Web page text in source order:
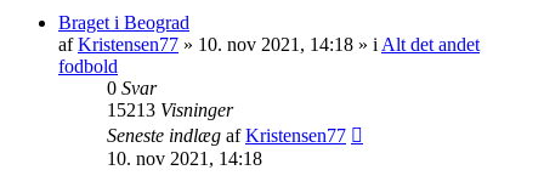
Braget i Beograd
afKristensen77 » 10. nov 2021, 14:18 » i Alt det andet
fodbold
0 Svar
15213 Visninger
Seneste indlæg afKristensen77
10. nov 2021, 14:18